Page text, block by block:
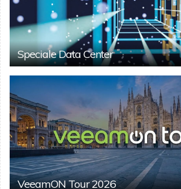
Speciale Data Center
VeeamON Tour 2026